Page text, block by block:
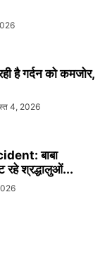
है गर्दन को कमजोर,
4, 2026
बाबा
रहे श्रद्धालुओं...